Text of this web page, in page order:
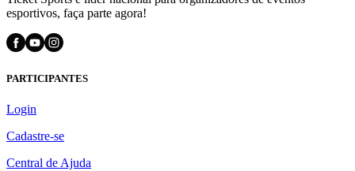
esportivos, faça parte agora!
PARTICIPANTES
Login
Cadastre-se
Central de Ajuda